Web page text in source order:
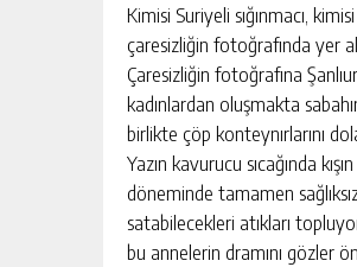
Kimisi Suriyeli sığınmacı,
çaresizliğin fotoğrafında yer
Çaresizliğin fotoğrafına
kadınlardan oluşmakta
birlikte çöp konteynırlarını
Yazın kavurucu sıcağında
döneminde tamamen
satabilecekleri atıkları
bu annelerin dramını gözler
ASLAN:
ERUH-DER
DAYANIŞMA